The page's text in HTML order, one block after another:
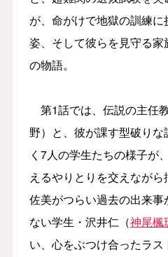
が、命がけで地獄の訓練に
姿、そして彼らを見守る家
の物語。
第1話では、伝説の主任
野）と、彼が課す型破り
く7人の学生たちの様子が
えるやりとりを交えなが
佐美がつらい過去の出来
ない学生・沢井仁（神尾楓
い、心をぶつけ合ったラ